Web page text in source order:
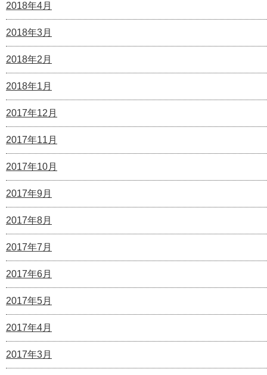
2018年4月
2018年3月
2018年2月
2018年1月
2017年12月
2017年11月
2017年10月
2017年9月
2017年8月
2017年7月
2017年6月
2017年5月
2017年4月
2017年3月